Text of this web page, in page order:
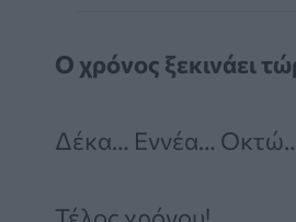
Ο χρόνος ξεκινάει
Δέκα… Εννέα…